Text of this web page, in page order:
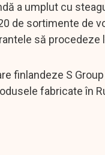
a umplut cu
de sortimente de
să procedeze
finlandeze S
fabricate în